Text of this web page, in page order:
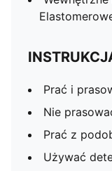
Prać i
Nie
Prać z
Używać